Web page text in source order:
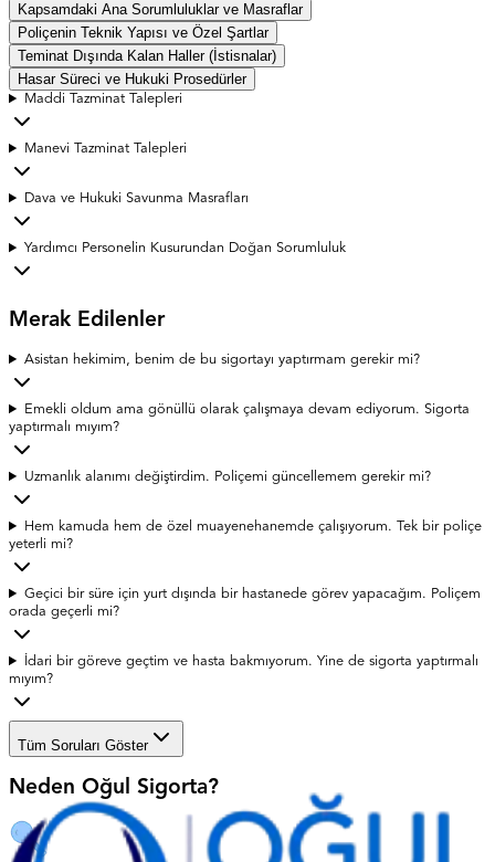
Kapsamdaki Ana Sorumluluklar ve Masraflar
Poliçenin Teknik Yapısı ve Özel Şartlar
Teminat Dışında Kalan Haller (İstisnalar)
Hasar Süreci ve Hukuki Prosedürler
Maddi Tazminat Talepleri
Manevi Tazminat Talepleri
Dava ve Hukuki Savunma Masrafları
Yardımcı Personelin Kusurundan Doğan Sorumluluk
Merak Edilenler
Asistan hekimim, benim de bu sigortayı yaptırmam gerekir mi?
Emekli oldum ama gönüllü olarak çalışmaya devam ediyorum. Sigorta
yaptırmalı mıyım?
Uzmanlık alanımı değiştirdim. Poliçemi güncellemem gerekir mi?
Hem kamuda hem de özel muayenehanemde çalışıyorum. Tek bir poliçe
yeterli mi?
Geçici bir süre için yurt dışında bir hastanede görev yapacağım. Poliçem
orada geçerli mi?
İdari bir göreve geçtim ve hasta bakmıyorum. Yine de sigorta yaptırmalı
mıyım?
Tüm Soruları Göster
Neden Oğul Sigorta?